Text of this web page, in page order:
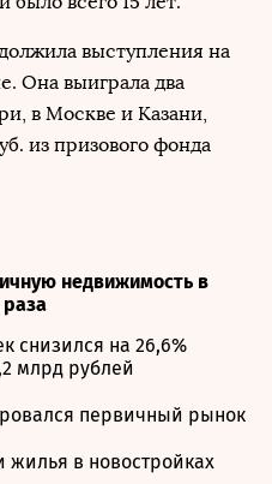
выступления на
Она выиграла два
в Москве и Казани,
из призового фонда
недвижимость в
раза
снизился на 26,6%
млрд рублей
первичный рынок
в новостройках